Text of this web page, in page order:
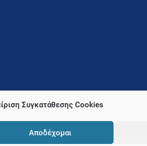
Συγκατάθεσης Cookies
Αποδέχομαι